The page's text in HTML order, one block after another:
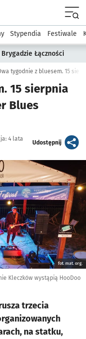
Kultura
Stypendia Festiwale
Łączności
15 sierpnia
Blues
4 lata
Udostępnijartykuł
fot. mat. org.
Kleczków wystąpią HooDoo
trzecia
na statku,